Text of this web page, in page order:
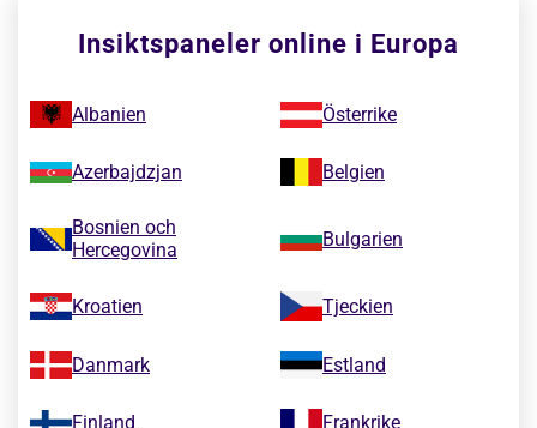
Insiktspaneler online i Europa
Albanien Österrike
Azerbajdzjan Belgien
Bosnien och
Hercegovina
Bulgarien
Kroatien Tjeckien
Danmark Estland
Finland Frankrike